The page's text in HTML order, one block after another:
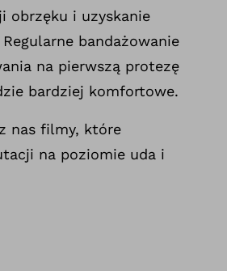
obrzęku i uzyskanie
bandażowanie
na pierwszą protezę
bardziej komfortowe.
nas filmy, które
na poziomie uda i